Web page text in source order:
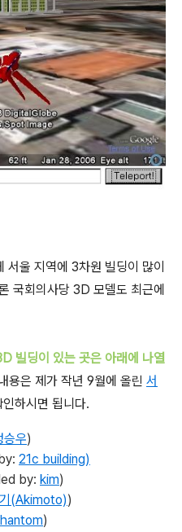
서울 지역에 3차원 빌딩이 많이
국회의사당 3D 모델도 최근에
빌딩이 있는 곳은 아래에 나열
용은 제가 작년 9월에 올린 서
하시면 됩니다.
승우)
21c building)
by: kim)
(Akimoto))
)